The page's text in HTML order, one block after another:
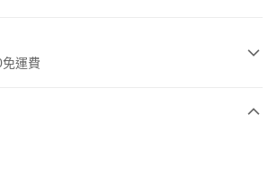
運費